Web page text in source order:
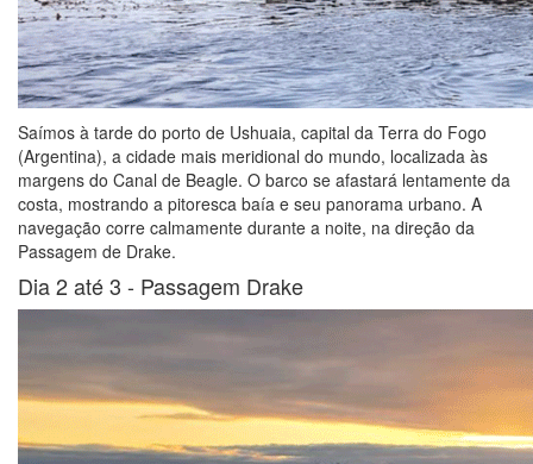
Saímos à tarde do porto de Ushuaia, capital da Terra do Fogo
(Argentina), a cidade mais meridional do mundo, localizada às
margens do Canal de Beagle. O barco se afastará lentamente da
costa, mostrando a pitoresca baía e seu panorama urbano. A
navegação corre calmamente durante a noite, na direção da
Passagem de Drake.
Dia 2 até 3 - Passagem Drake